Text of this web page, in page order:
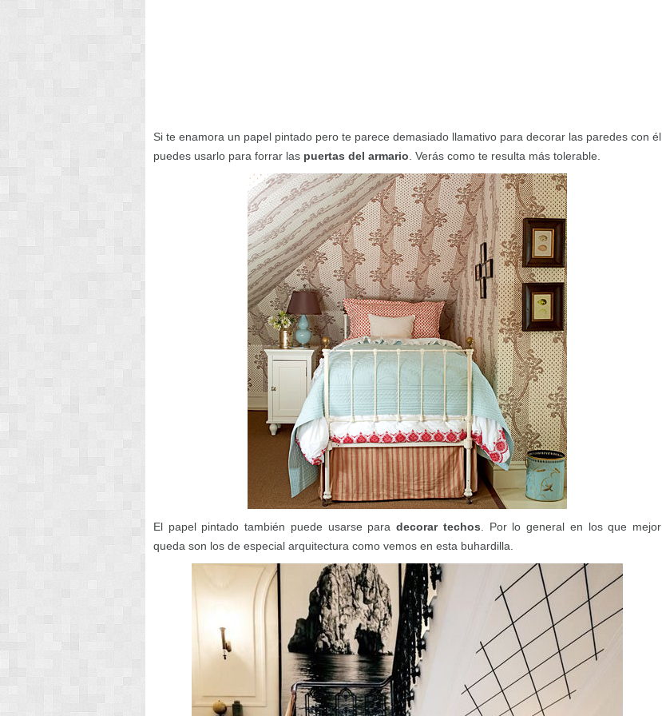
Si te enamora un papel pintado pero te parece demasiado llamativo para decorar las paredes con él
puedes usarlo para forrar las puertas del armario . Verás como te resulta más tolerable.
El papel pintado también puede usarse para decorar techos . Por lo general en los que mejor
queda son los de especial arquitectura como vemos en esta buhardilla.